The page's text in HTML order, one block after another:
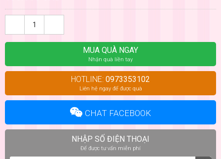
MUA QUÀ NGAY
Nhận quà liền tay
HOTLINE: 0973353102
Liên hệ ngay để được quà
CHAT FACEBOOK
NHẬP SỐ ĐIỆN THOẠI
Để được tư vấn miễn phí